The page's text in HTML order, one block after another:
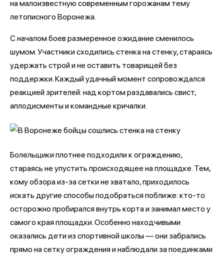
на малоизвестную современным горожанам тему
летописного Воронежа.
С началом боев размеренное ожидание сменилось
шумом. Участники сходились стенка на стенку, стараясь
удержать строй и не оставить товарищей без
поддержки. Каждый удачный момент сопровождался
реакцией зрителей: над кортом раздавались свист,
аплодисменты и командные кричалки.
Болельщики плотнее подходили к ограждению,
стараясь не упустить происходящее на площадке. Тем,
кому обзора из-за сетки не хватало, приходилось
искать другие способы подобраться поближе: кто-то
осторожно пробирался внутрь корта и занимал место у
самого края площадки. Особенно находчивыми
оказались дети из спортивной школы — они забрались
прямо на сетку ограждения и наблюдали за поединками